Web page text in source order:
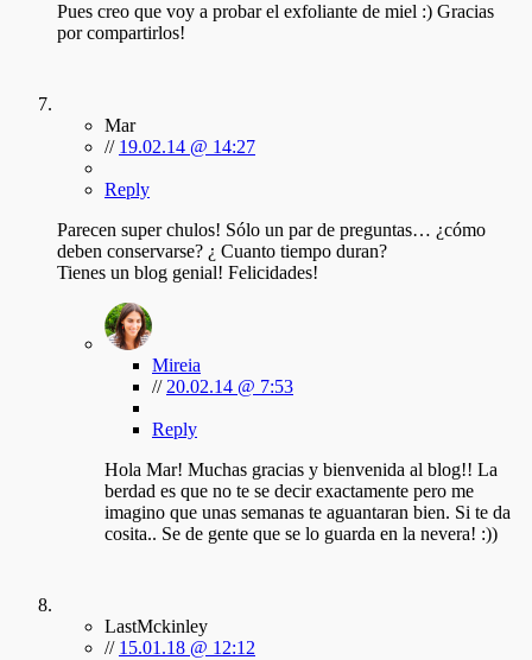
Pues creo que voy a probar el exfoliante de miel :) Gracias
por compartirlos!
Mar
// 19.02.14 @ 14:27
Reply
Parecen super chulos! Sólo un par de preguntas… ¿cómo
deben conservarse? ¿ Cuanto tiempo duran?
Tienes un blog genial! Felicidades!
Mireia
// 20.02.14 @ 7:53
Reply
Hola Mar! Muchas gracias y bienvenida al blog!! La
berdad es que no te se decir exactamente pero me
imagino que unas semanas te aguantaran bien. Si te da
cosita.. Se de gente que se lo guarda en la nevera! :))
LastMckinley
// 15.01.18 @ 12:12